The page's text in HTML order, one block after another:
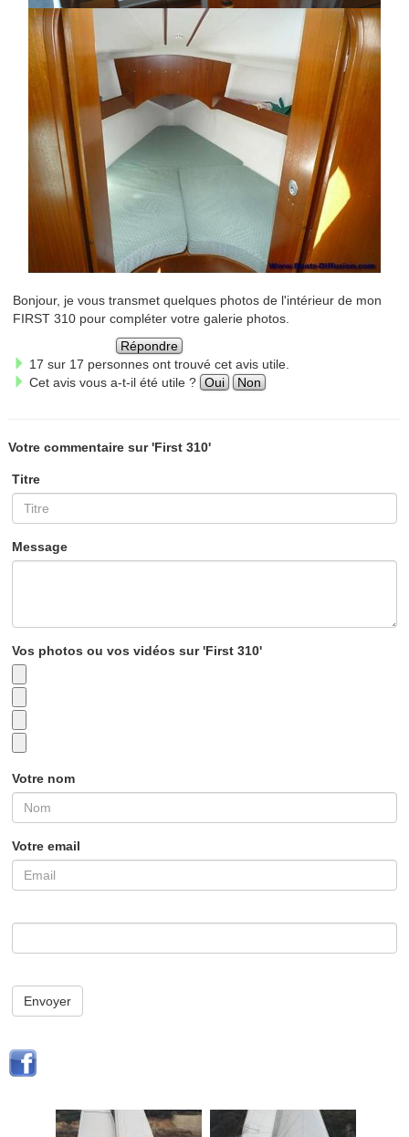
Bonjour, je vous transmet quelques photos de l'intérieur de mon
FIRST 310 pour compléter votre galerie photos.
Répondre
17 sur 17 personnes ont trouvé cet avis utile.
Cet avis vous a-t-il été utile ? Oui Non
Votre commentaire sur 'First 310'
Titre
Message
Vos photos ou vos vidéos sur 'First 310'
Votre nom
Votre email
Envoyer